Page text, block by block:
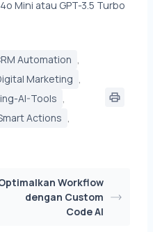
Mini atau GPT-3.5 Turbo
Automation ,
Marketing ,
AI-Tools ,
Actions ,
Workflow
dengan Custom
Code AI